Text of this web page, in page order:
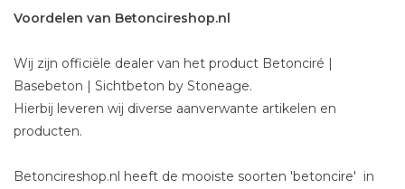
Sichtbeton
GEREEDSCHAP &
COATINGS
Verwerking
Voordelen van Betoncireshop.nl
Wij zijn officiële dealer van het product Betonciré |
Basebeton | Sichtbeton by Stoneage.
Hierbij leveren wij diverse aanverwante artikelen en
producten.
Betoncireshop.nl heeft de mooiste soorten 'betoncire' in